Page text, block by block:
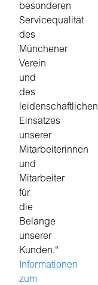
besonderen
Servicequalität
des
Münchener
Verein
und
des
leidenschaftlichen
Einsatzes
unserer
Mitarbeiterinnen
und
Mitarbeiter
für
die
Belange
unserer
Kunden.“
Informationen
zum